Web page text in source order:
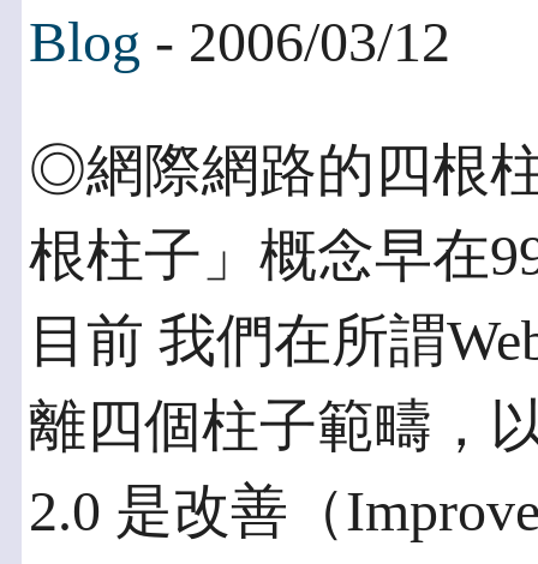
Blog - 2006/03/12
◎網際網路的四根
根柱子」概念早在
目前 我們在所謂
離四個柱子範疇，
2.0 是改善（